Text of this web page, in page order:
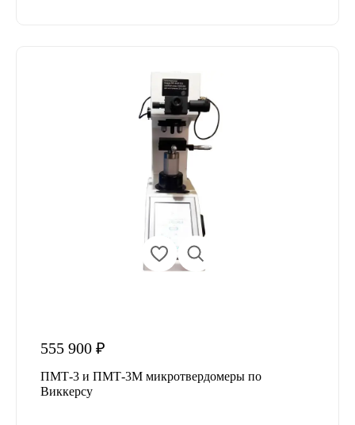
555 900 ₽
ПМТ-3 и ПМТ-3М микротвердомеры по
Виккерсу